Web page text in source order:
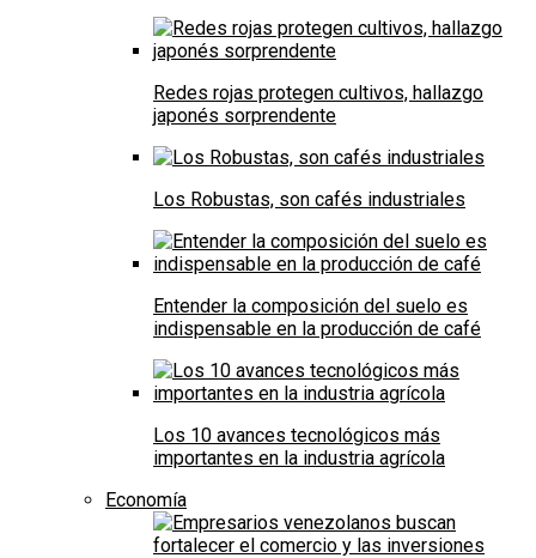
Redes rojas protegen cultivos, hallazgo
japonés sorprendente
Los Robustas, son cafés industriales
Entender la composición del suelo es
indispensable en la producción de café
Los 10 avances tecnológicos más
importantes en la industria agrícola
Economía